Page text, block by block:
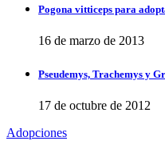
Pogona vitticeps para
16 de marzo de 2013
Pseudemys, Trachemys y
17 de octubre de 2012
Adopciones